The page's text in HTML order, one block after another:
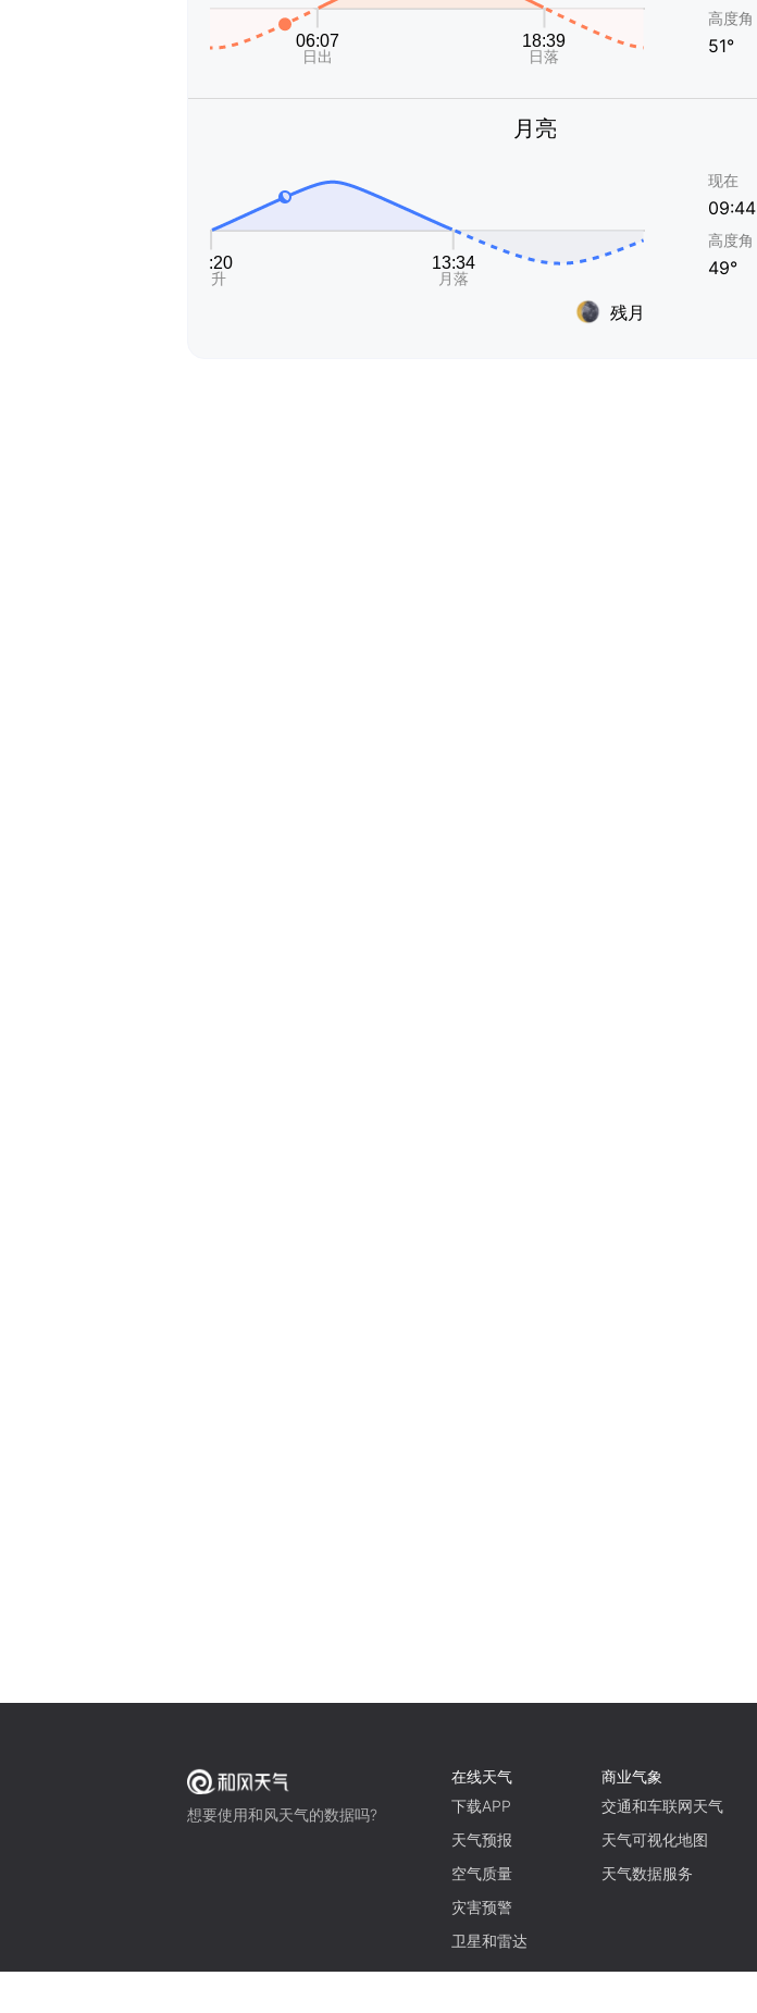
高度角
51°
月亮
残月
现在
09:44
高度角
49°
想要使用和风天气的数据吗?
在线天气
下载APP
天气预报
空气质量
灾害预警
卫星和雷达
商业气象
交通和车联网天气
天气可视化地图
天气数据服务